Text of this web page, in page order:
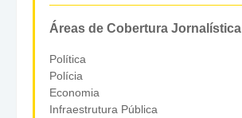
Áreas de Cobertura Jornalística
Política
Polícia
Economia
Infraestrutura Pública